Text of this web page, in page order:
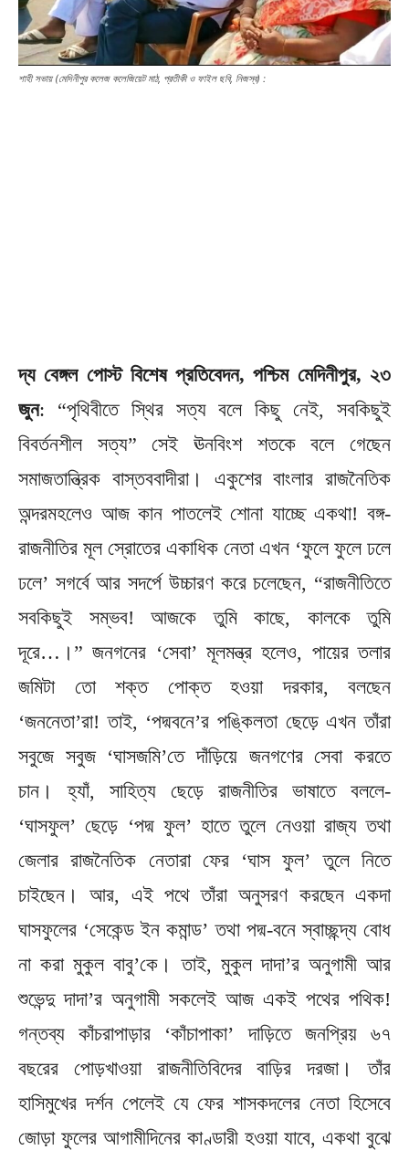
শাহী সভায় (মেদিনীপুর কলেজ কলেজিয়েট মাঠ, প্রতীকী ও ফাইল ছবি, নিজস্ব) :
দ্য বেঙ্গল পোস্ট বিশেষ প্রতিবেদন, পশ্চিম মেদিনীপুর, ২৩
জুন: “পৃথিবীতে স্থির সত্য বলে কিছু নেই, সবকিছুই
বিবর্তনশীল সত্য” সেই ঊনবিংশ শতকে বলে গেছেন
সমাজতান্ত্রিক বাস্তববাদীরা। একুশের বাংলার রাজনৈতিক
অন্দরমহলেও আজ কান পাতলেই শোনা যাচ্ছে একথা! বঙ্গ-
রাজনীতির মূল স্রোতের একাধিক নেতা এখন ‘ফুলে ফুলে ঢলে
ঢলে’ সগর্বে আর সদর্পে উচ্চারণ করে চলেছেন, “রাজনীতিতে
সবকিছুই সম্ভব! আজকে তুমি কাছে, কালকে তুমি
দূরে…।” জনগনের ‘সেবা’ মূলমন্ত্র হলেও, পায়ের তলার
জমিটা তো শক্ত পোক্ত হওয়া দরকার, বলছেন
‘জননেতা’রা! তাই, ‘পদ্মবনে’র পঙ্কিলতা ছেড়ে এখন তাঁরা
সবুজে সবুজ ‘ঘাসজমি’তে দাঁড়িয়ে জনগণের সেবা করতে
চান। হ্যাঁ, সাহিত্য ছেড়ে রাজনীতির ভাষাতে বললে-
‘ঘাসফুল’ ছেড়ে ‘পদ্ম ফুল’ হাতে তুলে নেওয়া রাজ্য তথা
জেলার রাজনৈতিক নেতারা ফের ‘ঘাস ফুল’ তুলে নিতে
চাইছেন। আর, এই পথে তাঁরা অনুসরণ করছেন একদা
ঘাসফুলের ‘সেকেন্ড ইন কমান্ড’ তথা পদ্ম-বনে স্বাচ্ছন্দ্য বোধ
না করা মুকুল বাবু’কে। তাই, মুকুল দাদা’র অনুগামী আর
শুভেন্দু দাদা’র অনুগামী সকলেই আজ একই পথের পথিক!
গন্তব্য কাঁচরাপাড়ার ‘কাঁচাপাকা’ দাড়িতে জনপ্রিয় ৬৭
বছরের পোড়খাওয়া রাজনীতিবিদের বাড়ির দরজা। তাঁর
হাসিমুখের দর্শন পেলেই যে ফের শাসকদলের নেতা হিসেবে
জোড়া ফুলের আগামীদিনের কাণ্ডারী হওয়া যাবে, একথা বুঝে